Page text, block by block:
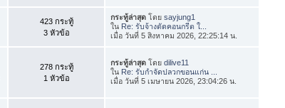
423 กระทู้
3 หัวข้อ
กระทู้ล่าสุด โดยsayjung1
ใน Re: รับจ้างตัดคอนกรีต ใ...
เมื่อ วันที่ 5 สิงหาคม 2026, 22:25:14 น.
278 กระทู้
1 หัวข้อ
กระทู้ล่าสุด โดยdilive11
ใน Re: รับกำจัดปลวกขอนแก่น ...
เมื่อ วันที่ 5 เมษายน 2026, 23:04:26 น.